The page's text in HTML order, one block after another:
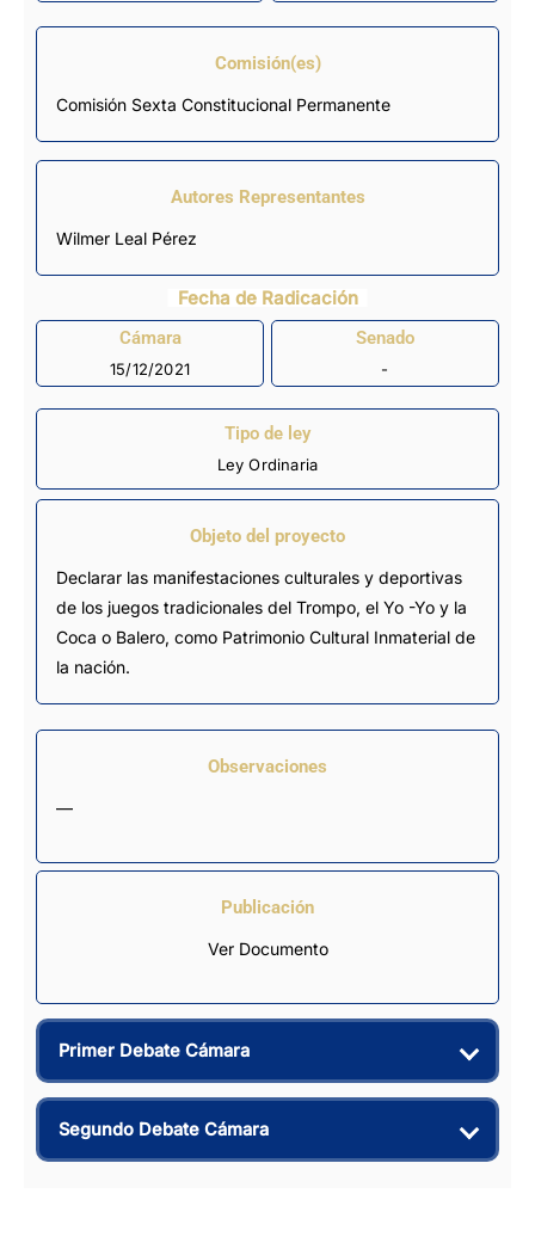
Comisión(es)
Comisión Sexta Constitucional Permanente
Autores Representantes
Wilmer Leal Pérez
Fecha de Radicación
Cámara
15/12/2021
Senado
-
Tipo de ley
Ley Ordinaria
Objeto del proyecto
Declarar las manifestaciones culturales y deportivas
de los juegos tradicionales del Trompo, el Yo -Yo y la
Coca o Balero, como Patrimonio Cultural Inmaterial de
la nación.
Observaciones
—
Publicación
Ver Documento
Primer Debate Cámara
Segundo Debate Cámara